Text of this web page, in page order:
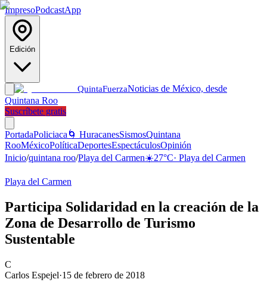
ImpresoPodcastApp
Edición
QuintaFuerzaNoticias de México, desde
Quintana Roo
Suscríbete gratis
PortadaPoliciaca 🌀 HuracanesSismosQuintana
RooMéxicoPolíticaDeportesEspectáculosOpinión
Inicio/quintana roo/Playa del Carmen☀️27°C· Playa del Carmen
Playa del Carmen
Participa Solidaridad en la creación de la
Zona de Desarrollo de Turismo
Sustentable
C
Carlos Espejel·15 de febrero de 2018